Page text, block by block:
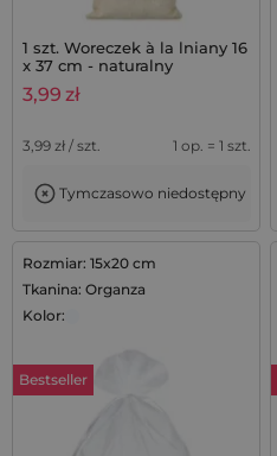
1 szt. Woreczek à la lniany 16
x 37 cm - naturalny
3,99 zł
3,99 zł / szt. 1 op. = 1 szt.
Tymczasowo niedostępny
Rozmiar: 15x20 cm
Tkanina: Organza
Kolor:
Bestseller